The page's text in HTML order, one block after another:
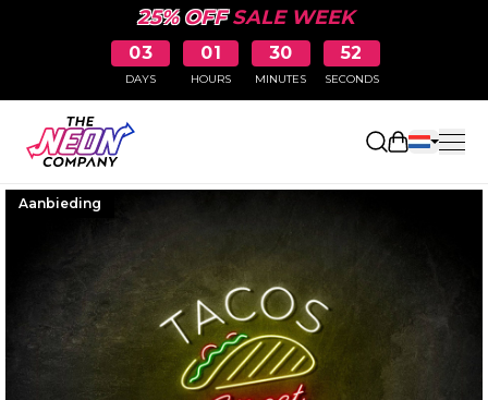
25% OFFSALE WEEK
03
DAYS
01
HOURS
30
MINUTES
52
SECONDS
Aanbieding